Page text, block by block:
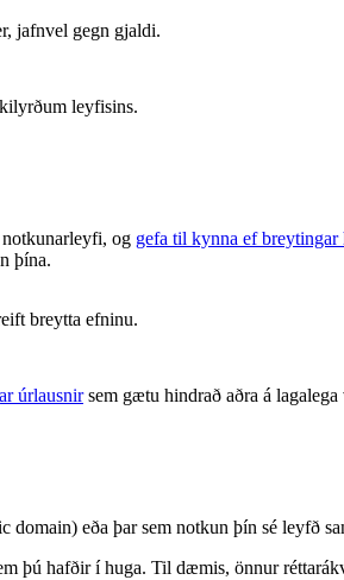
jafnvel gegn gjaldi.
leyfisins.
og gefa til kynna ef breytingar
þína.
breytta efninu.
úrlausnirsem gætu hindrað aðra á
eða þar sem notkun þín sé leyfð
þú hafðir í huga. Til dæmis, önnur